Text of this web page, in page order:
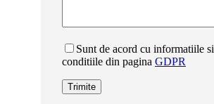
Sunt de acord cu informatiile si
conditiile din pagina GDPR